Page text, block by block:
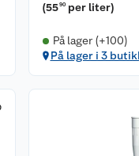
(5590 per liter)
På lager (+100)
På lager i 3